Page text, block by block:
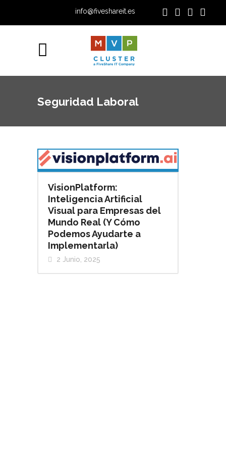
info@fiveshareit.es
Seguridad Laboral
VisionPlatform:
Inteligencia Artificial
Visual para Empresas del
Mundo Real (Y Cómo
Podemos Ayudarte a
Implementarla)
2 Junio, 2025